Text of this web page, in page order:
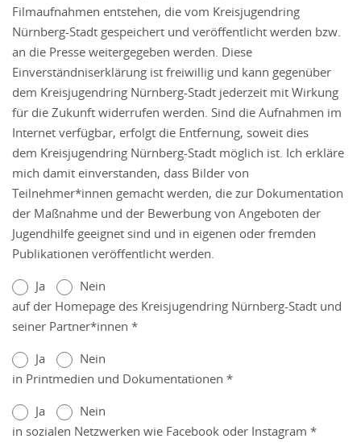
Filmaufnahmen entstehen, die vom Kreisjugendring
Nürnberg-Stadt gespeichert und veröffentlicht werden bzw.
an die Presse weitergegeben werden. Diese
Einverständniserklärung ist freiwillig und kann gegenüber
dem Kreisjugendring Nürnberg-Stadt jederzeit mit Wirkung
für die Zukunft widerrufen werden. Sind die Aufnahmen im
Internet verfügbar, erfolgt die Entfernung, soweit dies
dem Kreisjugendring Nürnberg-Stadt möglich ist. Ich erkläre
mich damit einverstanden, dass Bilder von
Teilnehmer*innen gemacht werden, die zur Dokumentation
der Maßnahme und der Bewerbung von Angeboten der
Jugendhilfe geeignet sind und in eigenen oder fremden
Publikationen veröffentlicht werden.
Ja
Nein
auf der Homepage des Kreisjugendring Nürnberg-Stadt und
seiner Partner*innen *
Ja
Nein
in Printmedien und Dokumentationen *
Ja
Nein
in sozialen Netzwerken wie Facebook oder Instagram *